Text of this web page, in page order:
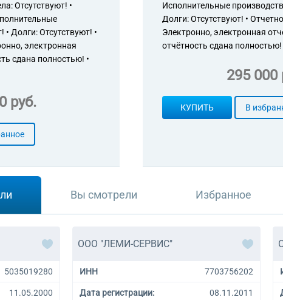
Отсутствуют! •
• Долги: Отсутствуют! •
электронная
сдана полностью! •
руб.
Исполнительные
Долги: Отсутствуют! •
Электронно, электронная
отчётность сдана полностью!
295 000
КУПИТЬ В
Вы смотрели Избранное
5035019280
11.05.2000
ООО "ЛЕМИ-СЕРВИС"
ИНН 7703756202
Дата регистрации: 08.11.2011